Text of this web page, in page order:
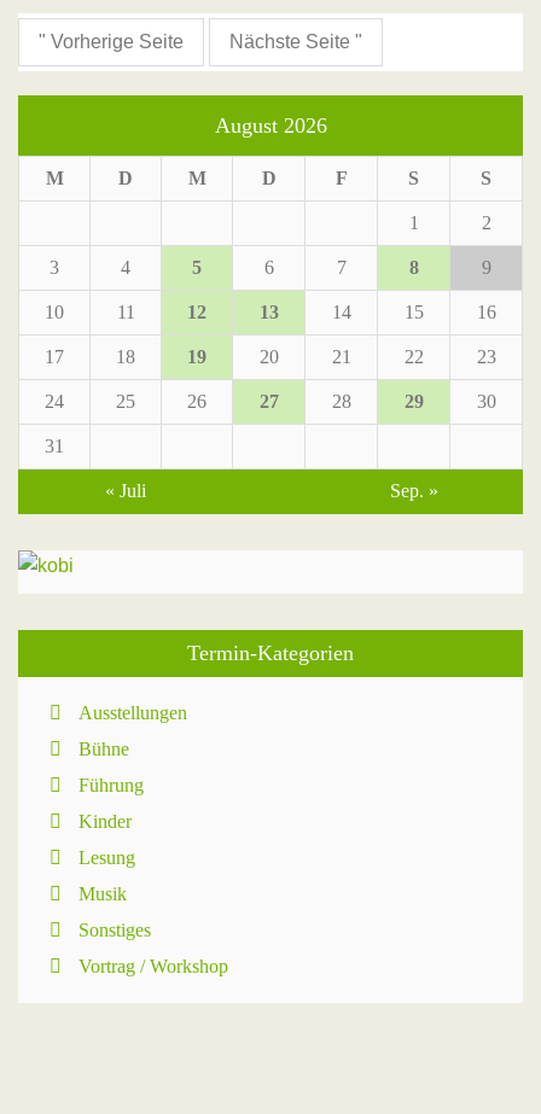
" Vorherige Seite Nächste Seite "
August 2026
M D M D F S S
1 2
3 4 5 6 7 8 9
10 11 12 13 14 15 16
17 18 19 20 21 22 23
24 25 26 27 28 29 30
31
« Juli Sep. »
Termin-Kategorien
Ausstellungen
Bühne
Führung
Kinder
Lesung
Musik
Sonstiges
Vortrag / Workshop